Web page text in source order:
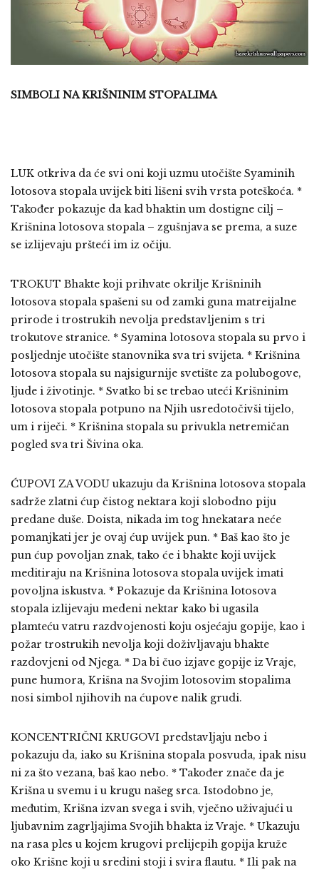
SIMBOLI NA KRIŠNINIM STOPALIMA
LUK otkriva da će svi oni koji uzmu utočište Syaminih
lotosova stopala uvijek biti lišeni svih vrsta poteškoća. *
Također pokazuje da kad bhaktin um dostigne cilj –
Krišnina lotosova stopala – zgušnjava se prema, a suze
se izlijevaju pršteći im iz očiju.
TROKUT Bhakte koji prihvate okrilje Krišninih
lotosova stopala spašeni su od zamki guna matreijalne
prirode i trostrukih nevolja predstavljenim s tri
trokutove stranice. * Syamina lotosova stopala su prvo i
posljednje utočište stanovnika sva tri svijeta. * Krišnina
lotosova stopala su najsigurnije svetište za polubogove,
ljude i životinje. * Svatko bi se trebao uteći Krišninim
lotosova stopala potpuno na Njih usredotočivši tijelo,
um i riječi. * Krišnina stopala su privukla netremičan
pogled sva tri Šivina oka.
ĆUPOVI ZA VODU ukazuju da Krišnina lotosova stopala
sadrže zlatni ćup čistog nektara koji slobodno piju
predane duše. Doista, nikada im tog hnekatara neće
pomanjkati jer je ovaj ćup uvijek pun. * Baš kao što je
pun ćup povoljan znak, tako će i bhakte koji uvijek
meditiraju na Krišnina lotosova stopala uvijek imati
povoljna iskustva. * Pokazuje da Krišnina lotosova
stopala izlijevaju medeni nektar kako bi ugasila
plamteću vatru razdvojenosti koju osjećaju gopije, kao i
požar trostrukih nevolja koji doživljavaju bhakte
razdovjeni od Njega. * Da bi čuo izjave gopije iz Vraje,
pune humora, Krišna na Svojim lotosovim stopalima
nosi simbol njihovih na ćupove nalik grudi.
KONCENTRIČNI KRUGOVI predstavljaju nebo i
pokazuju da, iako su Krišnina stopala posvuda, ipak nisu
ni za što vezana, baš kao nebo. * Također znače da je
Krišna u svemu i u krugu našeg srca. Istodobno je,
međutim, Krišna izvan svega i svih, vječno uživajući u
ljubavnim zagrljajima Svojih bhakta iz Vraje. * Ukazuju
na rasa ples u kojem krugovi prelijepih gopija kruže
oko Krišne koji u sredini stoji i svira flautu. * Ili pak na